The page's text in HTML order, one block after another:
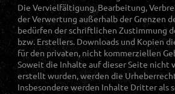
Die Vervielfältigung, Bearbeitung,
der Verwertung außerhalb der Grenzen
bedürfen der schriftlichen Zustimmung
bzw. Erstellers. Downloads und Kopien
für den privaten, nicht kommerziellen
Soweit die Inhalte auf dieser Seite nicht
erstellt wurden, werden die
Insbesondere werden Inhalte Dritter als